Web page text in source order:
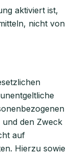
aktiviert ist,
nicht von
den Zweck
auf
Hierzu sowie